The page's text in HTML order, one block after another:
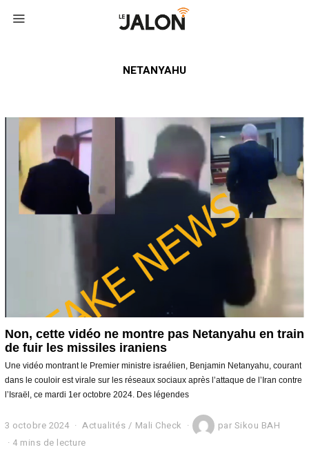
NETANYAHU
Non, cette vidéo ne montre pas Netanyahu en train
de fuir les missiles iraniens
Une vidéo montrant le Premier ministre israélien, Benjamin Netanyahu, courant
dans le couloir est virale sur les réseaux sociaux après l’attaque de l’Iran contre
l’Israël, ce mardi 1er octobre 2024. Des légendes
3 octobre 2024
o
c
Actualités / Mali Check par Sikou BAH
4 mins de lecture